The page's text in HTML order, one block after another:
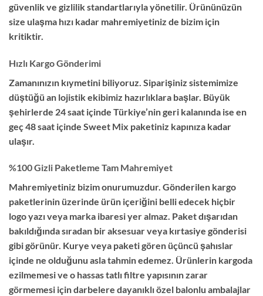
güvenlik ve gizlilik standartlarıyla yönetilir. Ürününüzün
size ulaşma hızı kadar mahremiyetiniz de bizim için
kritiktir.
Hızlı Kargo Gönderimi
Zamanınızın kıymetini biliyoruz. Siparişiniz sistemimize
düştüğü an lojistik ekibimiz hazırlıklara başlar. Büyük
şehirlerde 24 saat içinde Türkiye’nin geri kalanında ise en
geç 48 saat içinde Sweet Mix paketiniz kapınıza kadar
ulaşır.
%100 Gizli Paketleme Tam Mahremiyet
Mahremiyetiniz bizim onurumuzdur. Gönderilen kargo
paketlerinin üzerinde ürün içeriğini belli edecek hiçbir
logo yazı veya marka ibaresi yer almaz. Paket dışarıdan
bakıldığında sıradan bir aksesuar veya kırtasiye gönderisi
gibi görünür. Kurye veya paketi gören üçüncü şahıslar
içinde ne olduğunu asla tahmin edemez. Ürünlerin kargoda
ezilmemesi ve o hassas tatlı filtre yapısının zarar
görmemesi için darbelere dayanıklı özel balonlu ambalajlar